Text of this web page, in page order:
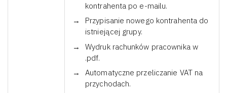
kontrahenta po e-mailu.
Przypisanie nowego kontrahenta do
istniejącej grupy.
Wydruk rachunków pracownika w
.pdf.
Automatyczne przeliczanie VAT na
przychodach.